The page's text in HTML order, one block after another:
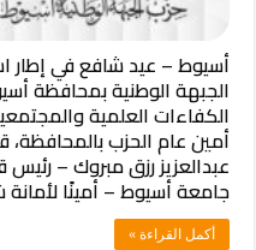
أسيوط – عيد شافع في إطار
الجبهة الوطنية بمحافظة
الكفاءات العلمية
أمين عام الحزب بالمحافظة،
عبدالعزيز رزق مبروك – رئيس
جامعة أسيوط – أمينًا
أكمل القراءة »